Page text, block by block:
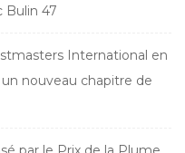
Bulin 47
International en
nouveau chapitre de